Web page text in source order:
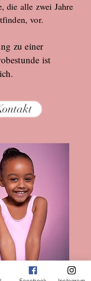
die alle zwei Jahre
vor.
zu einer
ist